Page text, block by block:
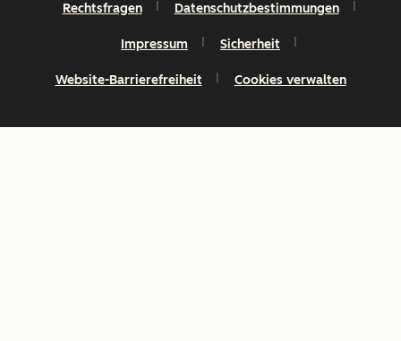
Rechtsfragen Datenschutzbestimmungen
Impressum Sicherheit
Website-Barrierefreiheit Cookies verwalten